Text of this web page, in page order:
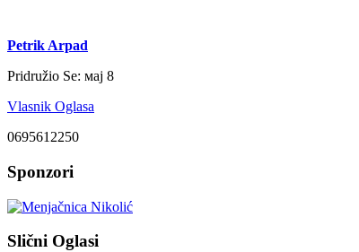
Petrik Arpad
Pridružio Se: мај 8
Vlasnik Oglasa
0695612250
Sponzori
Slični Oglasi